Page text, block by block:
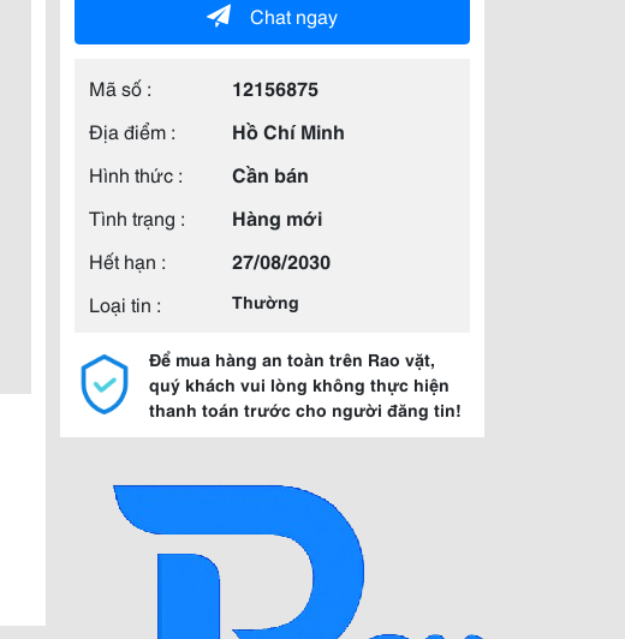
Chat ngay
Mã số :
12156875
Địa điểm :
Hồ Chí Minh
Hình thức :
Cần bán
Tình trạng :
Hàng mới
Hết hạn :
27/08/2030
Loại tin :
Thường
Để mua hàng an toàn trên Rao vặt,
quý khách vui lòng không thực hiện
thanh toán trước cho người đăng tin!